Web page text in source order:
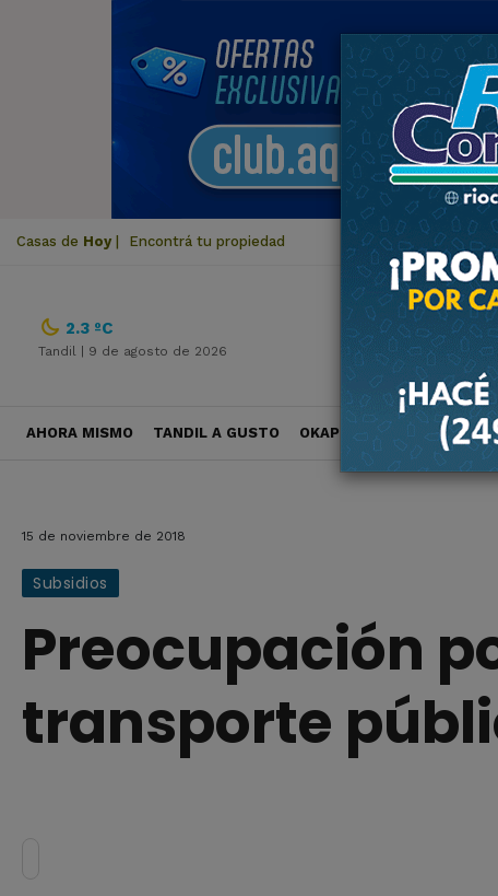
Casas de Hoy Encontrá tu propiedad
2.3 ºC
Tandil | 9 de agosto de 2026
AHORA MISMO TANDIL A GUSTO OKAPI VIAJES POLÍTICA
15 de noviembre de 2018
Subsidios
Preocupación
transporte